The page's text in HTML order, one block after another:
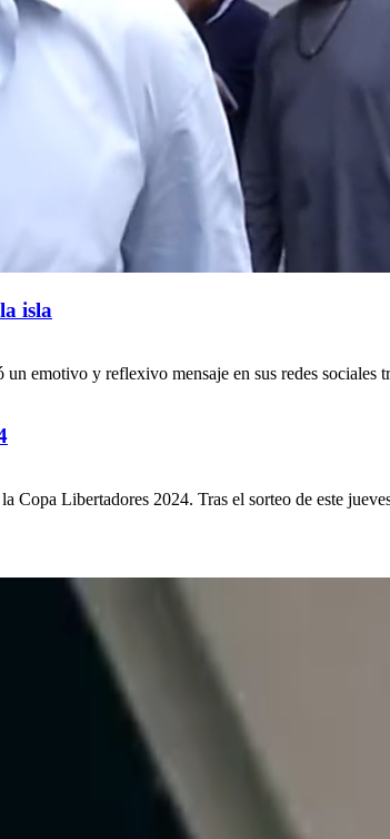
isla
emotivo y reflexivo mensaje en sus redes sociales
Libertadores 2024. Tras el sorteo de este